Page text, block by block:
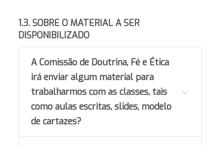
1.3. SOBRE O MATERIAL A SER
DISPONIBILIZADO
A Comissão de Doutrina, Fé e Ética
irá enviar algum material para
trabalharmos com as classes, tais
como aulas escritas, slides, modelo
de cartazes?